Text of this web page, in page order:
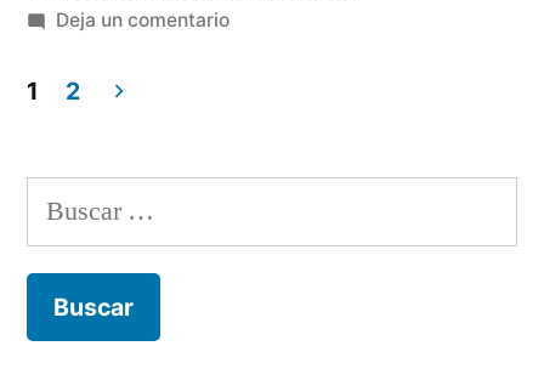
Directiva»
Deja un comentarioen
de
entradas
1 2
Buscar: